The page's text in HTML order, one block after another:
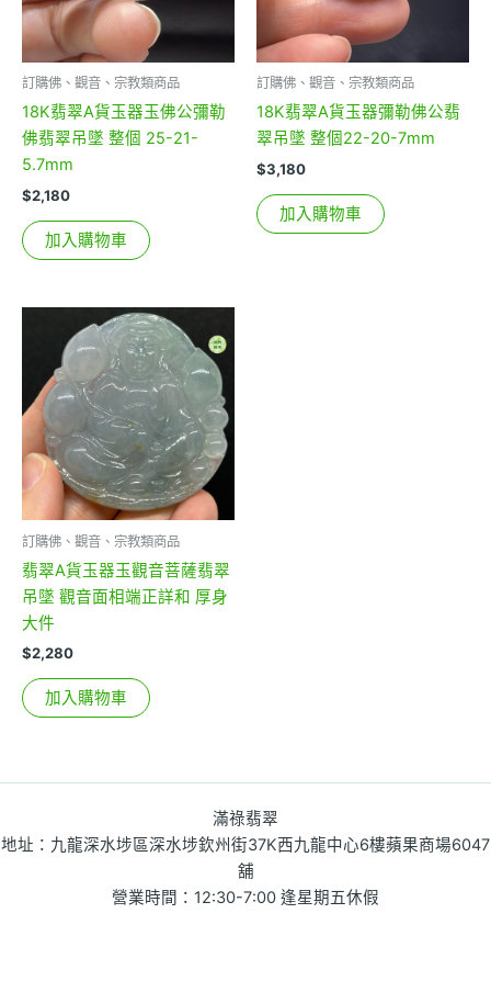
訂購佛、觀音、宗教類商品
18K翡翠A貨玉器玉佛公彌勒
佛翡翠吊墜 整個 25-21-
5.7mm
$2,180
加入購物車
訂購佛、觀音、宗教類商品
18K翡翠A貨玉器彌勒佛公翡
翠吊墜 整個22-20-7mm
$3,180
加入購物車
訂購佛、觀音、宗教類商品
翡翠A貨玉器玉觀音菩薩翡翠
吊墜 觀音面相端正詳和 厚身
大件
$2,280
加入購物車
滿祿翡翠
地址：九龍深水埗區深水埗欽州街37K西九龍中心6樓蘋果商場6047
舖
營業時間：12:30-7:00 逢星期五休假